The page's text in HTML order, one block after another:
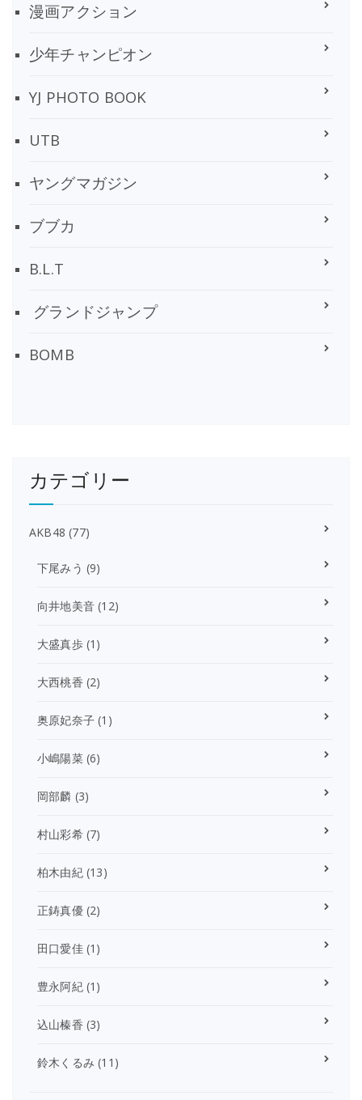
漫画アクション
少年チャンピオン
YJ PHOTO BOOK
UTB
ヤングマガジン
ブブカ
B.L.T
グランドジャンプ
BOMB
カテゴリー
AKB48 (77)
下尾みう (9)
向井地美音 (12)
大盛真歩(1)
大西桃香 (2)
奥原妃奈子 (1)
小嶋陽菜(6)
岡部麟 (3)
村山彩希(7)
柏木由紀(13)
正鋳真優(2)
田口愛佳(1)
豊永阿紀(1)
込山榛香 (3)
鈴木くるみ (11)